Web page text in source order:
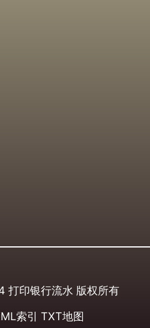
打印银行流水 版权所有
索引 TXT地图